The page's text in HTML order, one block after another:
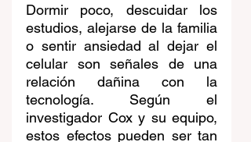
Dormir poco, descuidar los
estudios, alejarse de la familia
o sentir ansiedad al dejar el
celular son señales de una
relación dañina con la
tecnología. Según el
investigador Cox y su equipo,
estos efectos pueden ser tan